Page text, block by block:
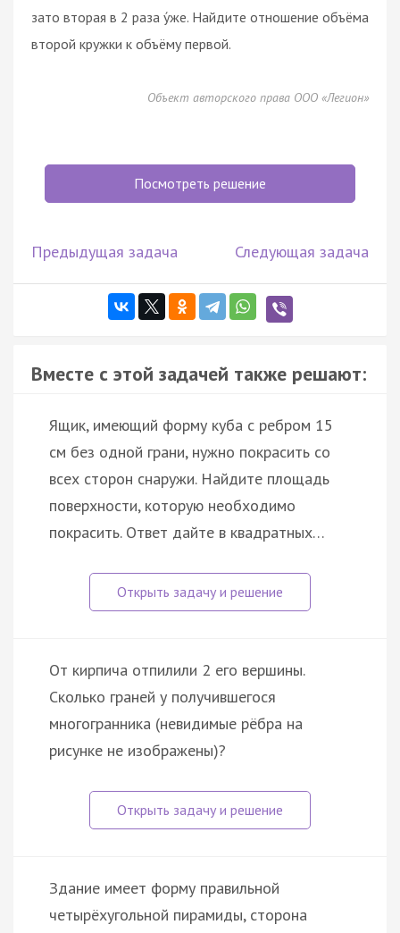
зато вторая в 2 раза у́же. Найдите отношение объёма
второй кружки к объёму первой.
Объект авторского права ООО «Легион»
Посмотреть решение
Предыдущая задача Следующая задача
Вместе с этой задачей также решают:
Ящик, имеющий форму куба с ребром 15
см без одной грани, нужно покрасить со
всех сторон снаружи. Найдите площадь
поверхности, которую необходимо
покрасить. Ответ дайте в квадратных…
От кирпича отпилили 2 его вершины.
Сколько граней у получившегося
многогранника (невидимые рёбра на
рисунке не изображены)?
Здание имеет форму правильной
четырёхугольной пирамиды, сторона